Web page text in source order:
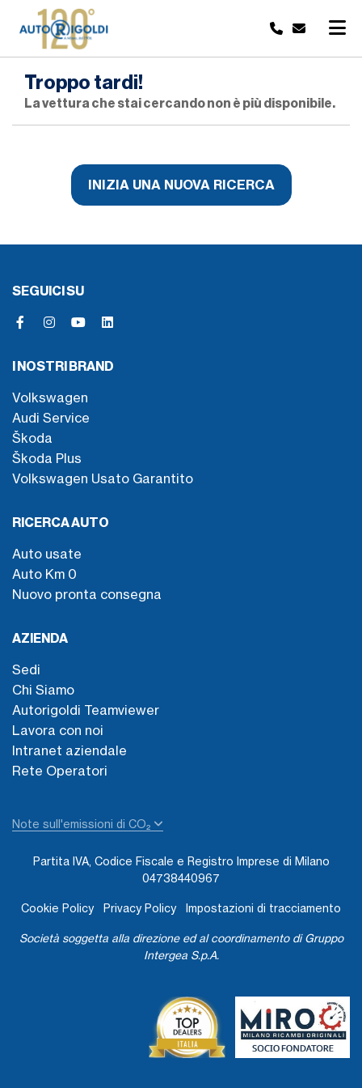
Troppo tardi!
La vettura che stai cercando non è più disponibile.
INIZIA UNA NUOVA RICERCA
SEGUICI SU
I NOSTRI BRAND
Volkswagen
Audi Service
Škoda
Škoda Plus
Volkswagen Usato Garantito
RICERCA AUTO
Auto usate
Auto Km 0
Nuovo pronta consegna
AZIENDA
Sedi
Chi Siamo
Autorigoldi Teamviewer
Lavora con noi
Intranet aziendale
Rete Operatori
Note sull'emissioni di CO₂
Partita IVA, Codice Fiscale e Registro Imprese di Milano
04738440967
Cookie Policy Privacy Policy Impostazioni di tracciamento
Società soggetta alla direzione ed al coordinamento di Gruppo
Intergea S.p.A.